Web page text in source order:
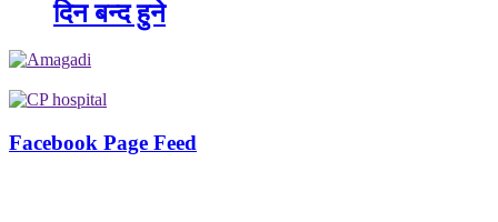
दिन बन्द हुने
Facebook Page Feed